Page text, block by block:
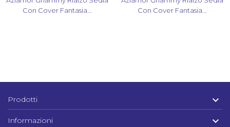
Con Cover Fantasia...
Con Cover Fantasia...
Prodotti 
Informazioni 